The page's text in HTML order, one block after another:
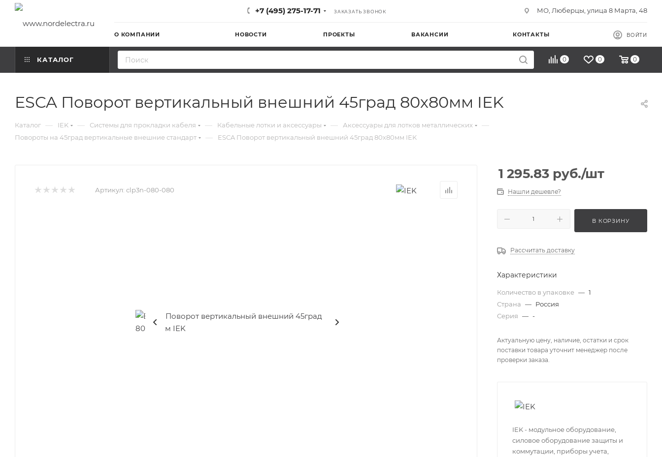
+7 (495) 275-17-71 ЗАКАЗАТЬ ЗВОНОК МО, Люберцы, улица 8 Марта, 48
О КОМПАНИИ НОВОСТИ ПРОЕКТЫ ВАКАНСИИ КОНТАКТЫ ВОЙТИ
КАТАЛОГ 0 0 0
ESCA Поворот вертикальный внешний 45град 80х80мм IEK
Каталог — IEK — Системы для прокладки кабеля — Кабельные лотки и аксессуары — Аксессуары для лотков металлических —
Повороты на 45град вертикальные внешние стандарт — ESCA Поворот вертикальный внешний 45град 80х80мм IEK
Артикул: clp3n-080-080
1 295.83 руб./шт
Нашли дешевле?
В КОРЗИНУ
Рассчитать доставку
Характеристики
Количество в упаковке — 1
Страна — Россия
Серия — -
Актуальную цену, наличие, остатки и срок
поставки товара уточнит менеджер после
проверки заказа.
IEK - модульное оборудование,
силовое оборудование защиты и
коммутации, приборы учета,